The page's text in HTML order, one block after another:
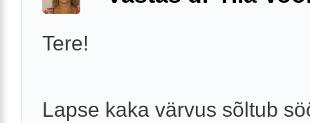
Tere!
Lapse kaka värvus sõltub